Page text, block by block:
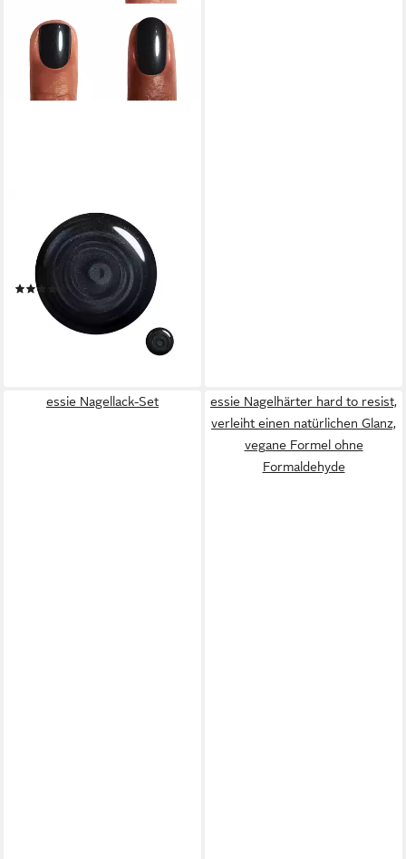
Nagellack GEL COUTURE,
Gel-Finish ohne UV-Licht,
langanhaltend
(87)
12,99 €
(962,22 €/ 1 l)
lieferbar - in 1-2 Werktagen bei dir
essie Nagellack-Set
essie Nagelhärter hard to resist,
verleiht einen natürlichen Glanz,
vegane Formel ohne
Formaldehyde